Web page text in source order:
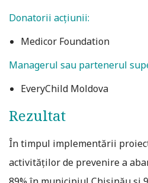
Donatorii acţiunii:
Medicor Foundation
Managerul sau partenerul
EveryChild Moldova
Rezultat
În timpul implementării
activităţilor de prevenire a